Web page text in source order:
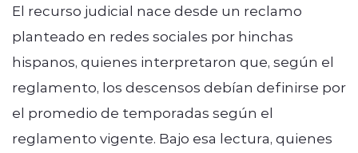
El recurso judicial nace desde un reclamo
planteado en redes sociales por hinchas
hispanos, quienes interpretaron que, según el
reglamento, los descensos debían definirse por
el promedio de temporadas según el
reglamento vigente. Bajo esa lectura, quienes